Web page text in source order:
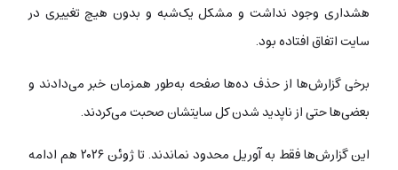
هشداری وجود نداشت و مشکل یک‌شبه و بدون هیچ تغییری در
سایت اتفاق افتاده بود.
برخی گزارش‌ها از حذف ده‌ها صفحه به‌طور همزمان خبر می‌دادند و
بعضی‌ها حتی از ناپدید شدن کل سایتشان صحبت می‌کردند.
این گزارش‌ها فقط به آوریل محدود نماندند. تا ژوئن ۲۰۲۶ هم ادامه